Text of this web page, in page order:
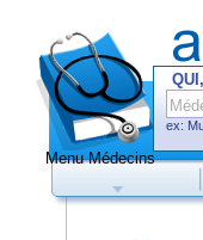
ex:
Menu Médecins